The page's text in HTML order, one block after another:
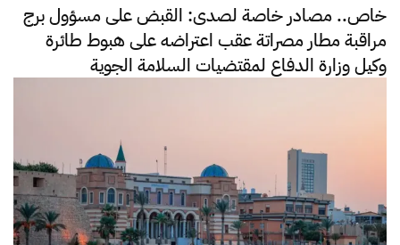
خاص.. مصادر خاصة لصدى: القبض على مسؤول برج
مراقبة مطار مصراتة عقب اعتراضه على هبوط طائرة
وكيل وزارة الدفاع لمقتضيات السلامة الجوية